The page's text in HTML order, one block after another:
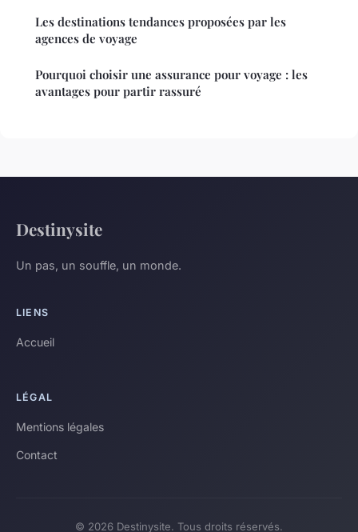
Les destinations tendances proposées par les
agences de voyage
Pourquoi choisir une assurance pour voyage : les
avantages pour partir rassuré
Destinysite
Un pas, un souffle, un monde.
LIENS
Accueil
LÉGAL
Mentions légales
Contact
© 2026 Destinysite. Tous droits réservés.